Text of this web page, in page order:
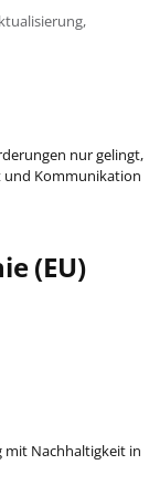
nur gelingt,
und Kommunikation
(EU)
mit Nachhaltigkeit in